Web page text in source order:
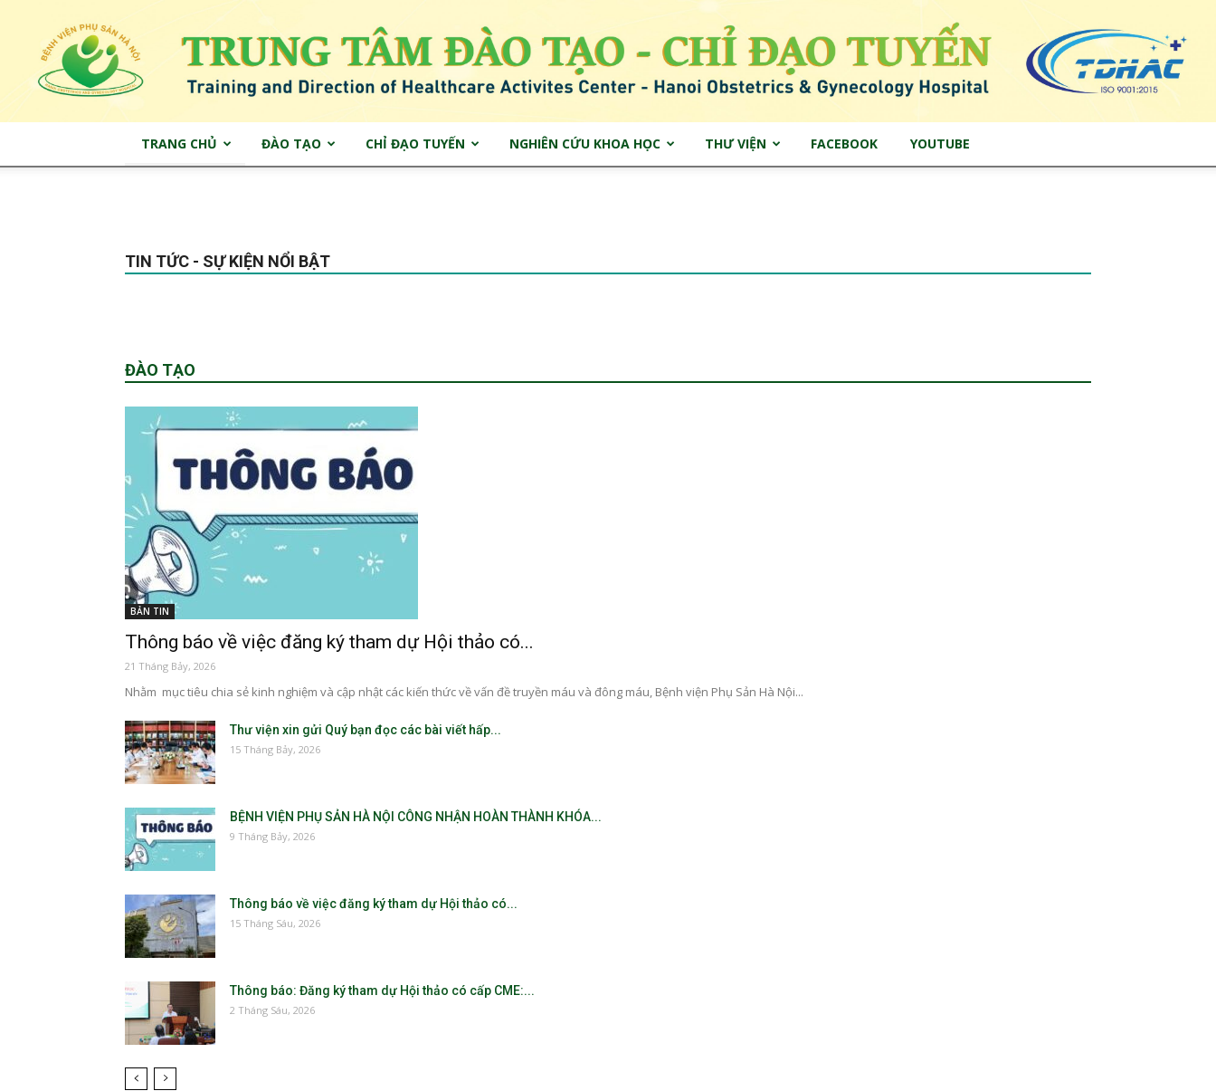
TRANG CHỦ ĐÀO TẠO CHỈ ĐẠO TUYẾN NGHIÊN CỨU KHOA HỌC THƯ VIỆN FACEBOOK YOUTUBE
TIN TỨC - SỰ KIỆN NỔI BẬT
ĐÀO TẠO
BẢN TIN
Thông báo về việc đăng ký tham dự Hội thảo có...
21 Tháng Bảy, 2026
Nhằm mục tiêu chia sẻ kinh nghiệm và cập nhật các kiến thức về vấn đề truyền máu và đông máu, Bệnh viện Phụ Sản Hà Nội...
Thư viện xin gửi Quý bạn đọc các bài viết hấp...
15 Tháng Bảy, 2026
BỆNH VIỆN PHỤ SẢN HÀ NỘI CÔNG NHẬN HOÀN THÀNH KHÓA...
9 Tháng Bảy, 2026
Thông báo về việc đăng ký tham dự Hội thảo có...
15 Tháng Sáu, 2026
Thông báo: Đăng ký tham dự Hội thảo có cấp CME:...
2 Tháng Sáu, 2026